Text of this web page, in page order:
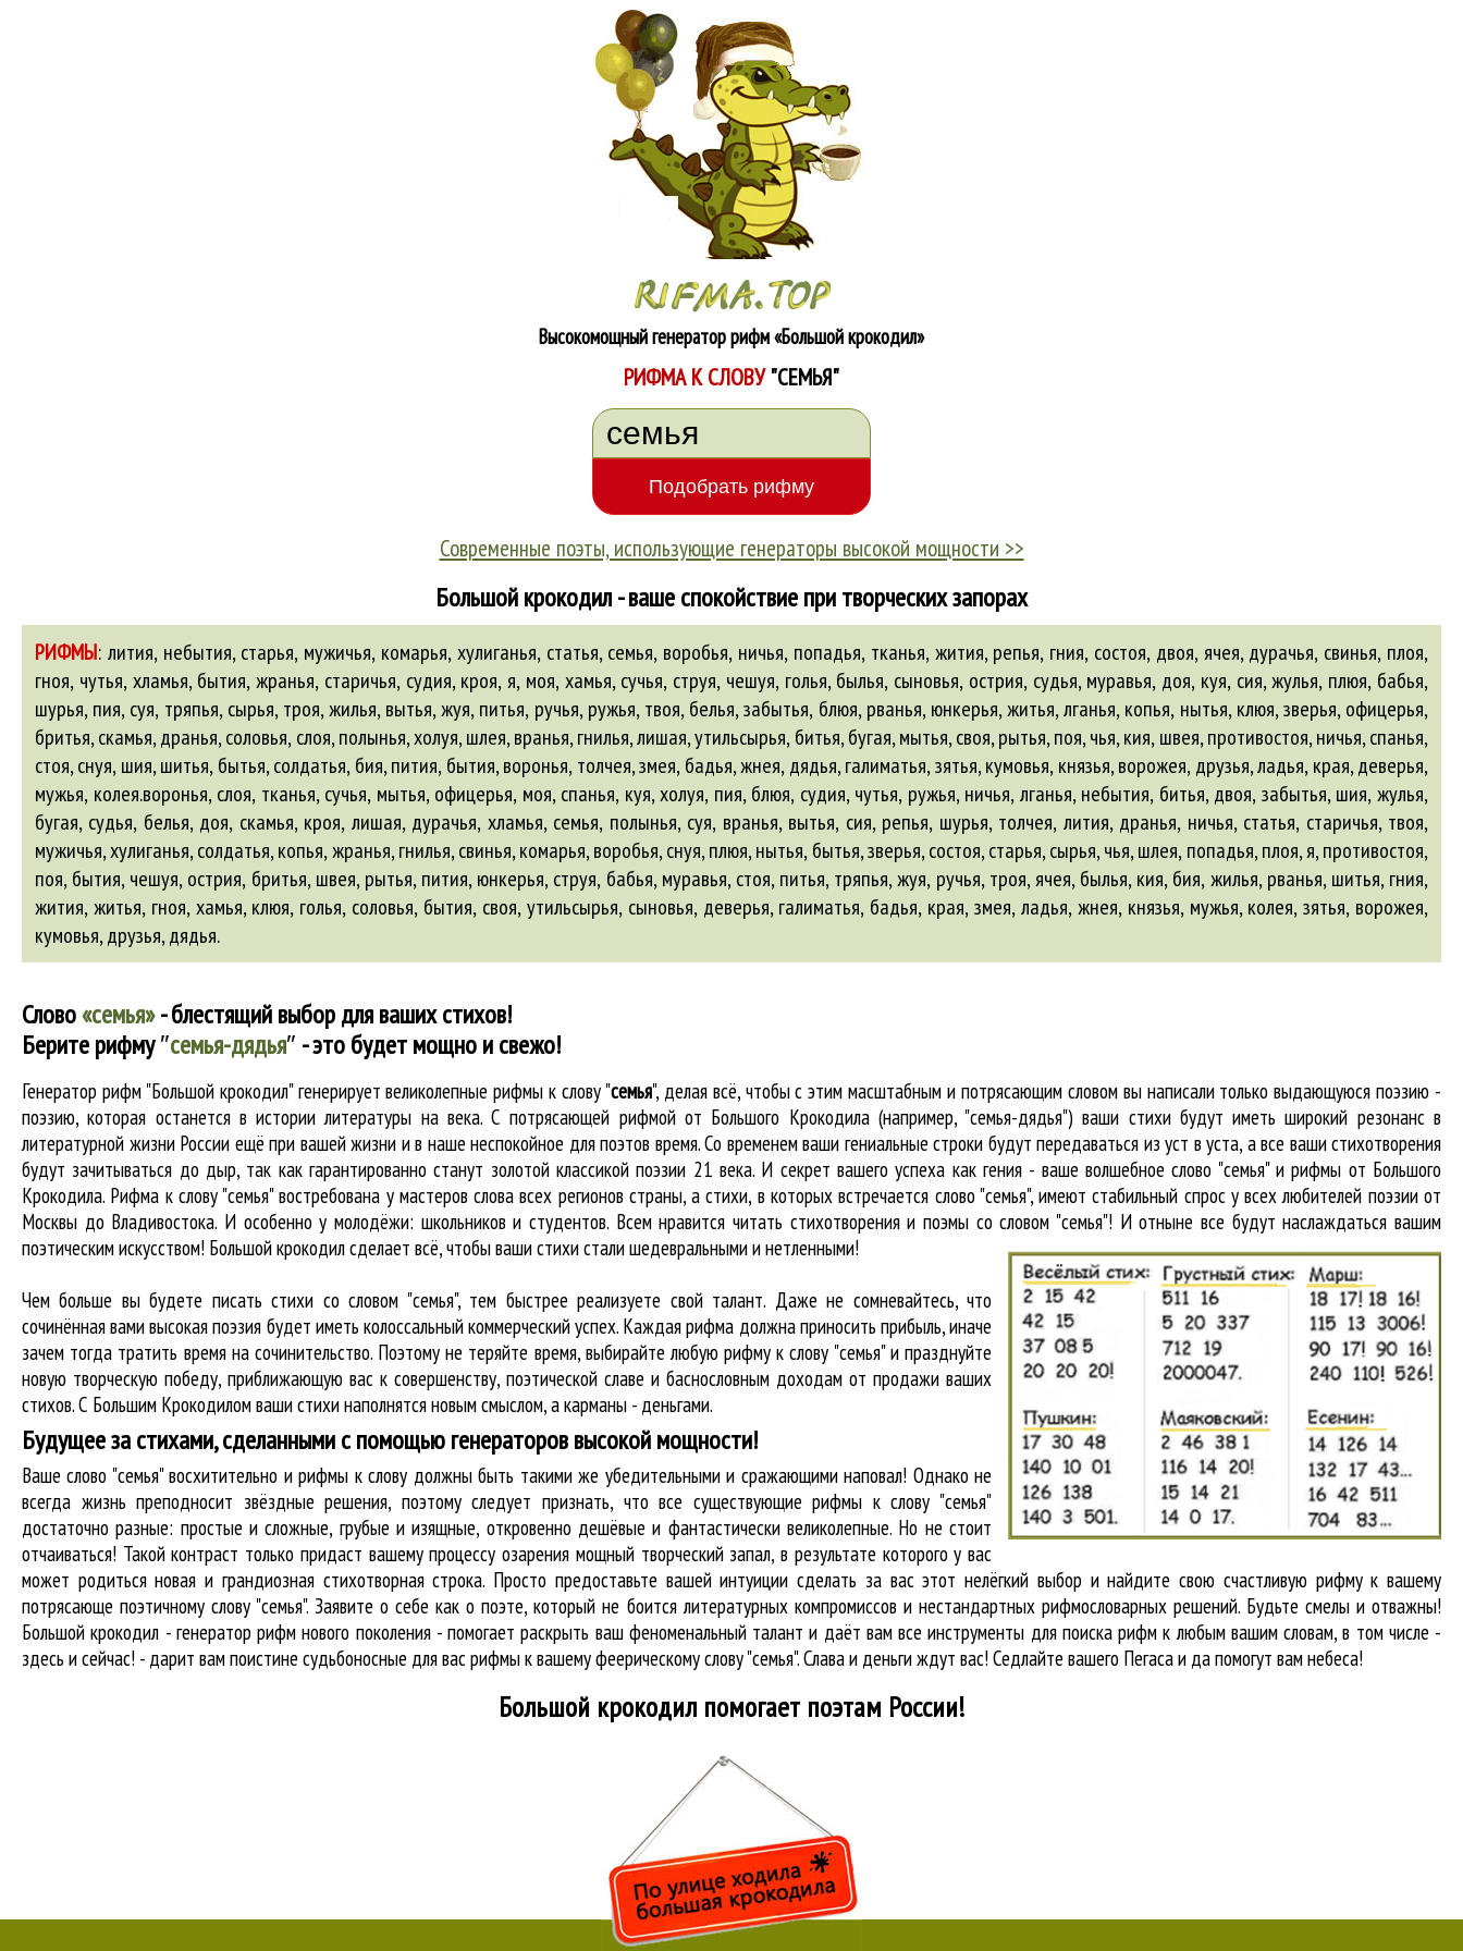
Высокомощный генератор рифм«Большой крокодил»
РИФМА К СЛОВУ"СЕМЬЯ"
Современные поэты, использующие генераторы высокой мощности >>
Большой крокодил - ваше спокойствие при творческих запорах
РИФМЫ: лития, небытия, старья, мужичья, комарья, хулиганья, статья, семья, воробья, ничья, попадья, тканья, жития, репья, гния, состоя, двоя, ячея, дурачья, свинья, плоя,
гноя, чутья, хламья, бытия, жранья, старичья, судия, кроя, я, моя, хамья, сучья, струя, чешуя, голья, былья, сыновья, острия, судья, муравья, доя, куя, сия, жулья, плюя, бабья,
шурья, пия, суя, тряпья, сырья, троя, жилья, вытья, жуя, питья, ручья, ружья, твоя, белья, забытья, блюя, рванья, юнкерья, житья, лганья, копья, нытья, клюя, зверья, офицерья,
бритья, скамья, дранья, соловья, слоя, полынья, холуя, шлея, вранья, гнилья, лишая, утильсырья, битья, бугая, мытья, своя, рытья, поя, чья, кия, швея, противостоя, ничья, спанья,
стоя, снуя, шия, шитья, бытья, солдатья, бия, пития, бытия, воронья, толчея,змея,бадья,жнея,дядья,галиматья,зятья,кумовья,князья,ворожея,друзья,ладья,края,деверья,
мужья, колея.воронья, слоя, тканья, сучья, мытья, офицерья, моя, спанья, куя, холуя, пия, блюя, судия, чутья, ружья, ничья, лганья, небытия, битья, двоя, забытья, шия, жулья,
бугая, судья, белья, доя, скамья, кроя, лишая, дурачья, хламья, семья, полынья, суя, вранья, вытья, сия, репья, шурья, толчея, лития, дранья, ничья, статья, старичья, твоя,
мужичья, хулиганья, солдатья, копья, жранья, гнилья, свинья, комарья, воробья, снуя, плюя, нытья, бытья, зверья, состоя, старья, сырья, чья, шлея, попадья, плоя, я, противостоя,
поя, бытия, чешуя, острия, бритья, швея, рытья, пития, юнкерья, струя, бабья, муравья, стоя, питья, тряпья, жуя, ручья, троя, ячея, былья, кия, бия, жилья, рванья, шитья, гния,
жития, житья, гноя, хамья, клюя, голья, соловья, бытия, своя, утильсырья, сыновья, деверья,галиматья, бадья, края,змея,ладья,жнея, князья, мужья,колея,зятья, ворожея,
кумовья,друзья,дядья.
Слово«семья»- блестящий выбор для ваших стихов!
Берите рифму″семья-дядья″ - это будет мощно и свежо!
Генератор рифм "Большой крокодил" генерирует великолепныерифмы к слову "семья", делая всё, чтобы с этим масштабным и потрясающим словом вы написали только выдающуюся поэзию -
поэзию, которая останется в истории литературы на века. С потрясающей рифмой от Большого Крокодила (например, "семья-дядья") ваши стихи будут иметь широкий резонанс в
литературной жизни России ещё при вашей жизни и в наше неспокойное для поэтов время. Со временем ваши гениальные строки будут передаваться из уст в уста, а все ваши стихотворения
будут зачитываться до дыр, так как гарантированно станут золотой классикой поэзии 21 века. И секрет вашего успеха как гения - ваше волшебное слово "семья" и рифмы от Большого
Крокодила. Рифма к слову "семья" востребована у мастеров слова всех регионов страны, а стихи, в которых встречается слово "семья", имеют стабильный спрос у всех любителей поэзии от
Москвы до Владивостока. И особенно у молодёжи: школьников и студентов. Всем нравится читать стихотворения и поэмы со словом "семья"! И отныне все будут наслаждаться вашим
поэтическим искусством! Большой крокодил cделает всё, чтобы ваши стихи стали шедевральными и нетленными!
Чем больше вы будете писать стихи со словом "семья", тем быстрее реализуете свой талант. Даже не сомневайтесь, что
сочинённая вами высокая поэзия будет иметь колоссальный коммерческий успех. Каждая рифма должна приносить прибыль, иначе
зачем тогда тратить время на сочинительство. Поэтому не теряйте время, выбирайте любую рифму к слову "семья" и празднуйте
новую творческую победу, приближающую вас к совершенству, поэтической славе и баснословным доходам от продажи ваших
стихов. С Большим Крокодилом ваши стихи наполнятся новым смыслом, а карманы - деньгами.
Будущее за стихами, сделанными с помощью генераторов высокой мощности!
Ваше слово "семья" восхитительно и рифмы к слову должны быть такими же убедительными и сражающими наповал! Однако не
всегда жизнь преподносит звёздные решения, поэтому следует признать, что все существующие рифмы к слову "семья"
достаточно разные: простые и сложные, грубые и изящные, откровенно дешёвые и фантастически великолепные. Но не стоит
отчаиваться! Такой контраст только придаст вашему процессу озарения мощный творческий запал, в результате которого у вас
может родиться новая и грандиозная стихотворная строка. Просто предоставьте вашей интуиции сделать за вас этот нелёгкий выбор и найдите свою счастливую рифму к вашему
потрясающе поэтичному слову "семья". Заявите о себе как о поэте, который не боится литературных компромиссов и нестандартных рифмословарных решений. Будьте смелы и отважны!
Большой крокодил - генератор рифм нового поколения - помогает раскрыть ваш феноменальный талант и даёт вам все инструменты для поиска рифм к любым вашим словам, в том числе -
здесь и сейчас! - дарит вам поистине судьбоносные для вас рифмы к вашему феерическому слову "семья". Слава и деньги ждут вас! Седлайте вашего Пегаса и да помогут вам небеса!
Большой крокодил помогает поэтам России!